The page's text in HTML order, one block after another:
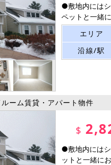
●敷地内には
ペットと一緒
エリア
沿線/駅
ーム賃貸・アパート物件
$
●敷地内には
ットと一緒に